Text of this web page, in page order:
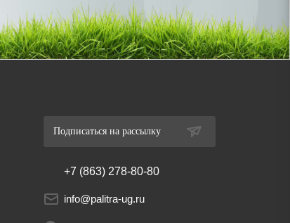
Подписаться на рассылку
+7 (863) 278-80-80
info@palitra-ug.ru